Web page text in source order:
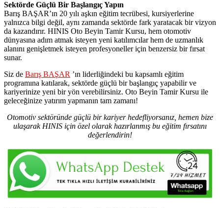
Sektörde Güçlü Bir Başlangıç Yapın
Barış BAŞAR’ın 20 yılı aşkın eğitim tecrübesi, kursiyerlerine
yalnızca bilgi değil, aynı zamanda sektörde fark yaratacak bir vizyon
da kazandırır. HINIS Oto Beyin Tamir Kursu, hem otomotiv
dünyasına adım atmak isteyen yeni katılımcılar hem de uzmanlık
alanını genişletmek isteyen profesyoneller için benzersiz bir fırsat
sunar.
Siz de Barış BAŞAR ’ın liderliğindeki bu kapsamlı eğitim
programına katılarak, sektörde güçlü bir başlangıç yapabilir ve
kariyerinize yeni bir yön verebilirsiniz. Oto Beyin Tamir Kursu ile
geleceğinize yatırım yapmanın tam zamanı!
Otomotiv sektöründe güçlü bir kariyer hedefliyorsanız, hemen bize
ulaşarak HINIS için özel olarak hazırlanmış bu eğitim fırsatını
değerlendirin!